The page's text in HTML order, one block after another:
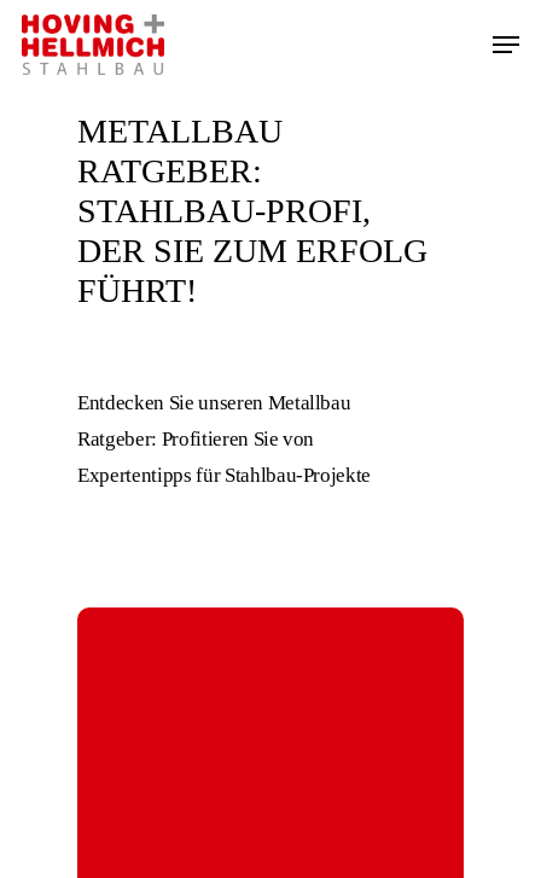
Skip
Menu
METALLBAU
RATGEBER:
STAHLBAU-PROFI,
DER SIE ZUM ERFOLG
FÜHRT!
Entdecken Sie unseren Metallbau
Ratgeber: Profitieren Sie von
Expertentipps für Stahlbau-Projekte